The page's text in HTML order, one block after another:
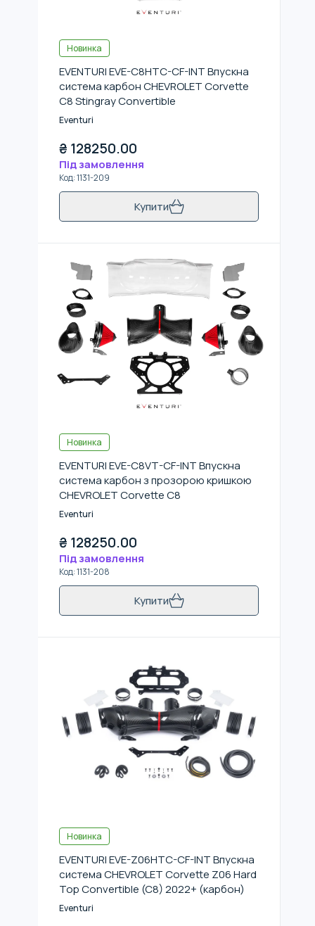
Новинка
EVENTURI EVE-C8HTC-CF-INT Впускна
система карбон CHEVROLET Corvette
C8 Stingray Convertible
Eventuri
₴ 128250.00
Під замовлення
Код:1131-209
Купити
Новинка
EVENTURI EVE-C8VT-CF-INT Впускна
система карбон з прозорою кришкою
CHEVROLET Corvette C8
Eventuri
₴ 128250.00
Під замовлення
Код:1131-208
Купити
Новинка
EVENTURI EVE-Z06HTC-CF-INT Впускна
система CHEVROLET Corvette Z06 Hard
Top Convertible (C8) 2022+ (карбон)
Eventuri